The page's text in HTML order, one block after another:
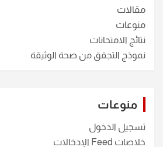
مقالات
منوعات
نتائج الامتحانات
نموذج التجقق من صحة الوثيقة
منوعات
تسجيل الدخول
خلاصات Feed الإدخالات